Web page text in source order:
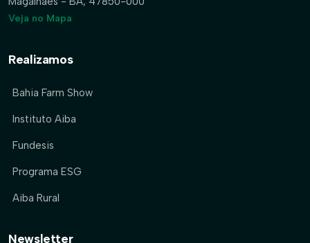
Veja no Mapa
Realizamos
Bahia Farm Show
Instituto Aiba
Fundesis
Programa ESG
Aiba Rural
Newsletter